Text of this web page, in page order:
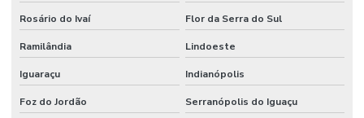
Rosário do Ivaí Flor da Serra do Sul
Ramilândia Lindoeste
Iguaraçu Indianópolis
Foz do Jordão Serranópolis do Iguaçu